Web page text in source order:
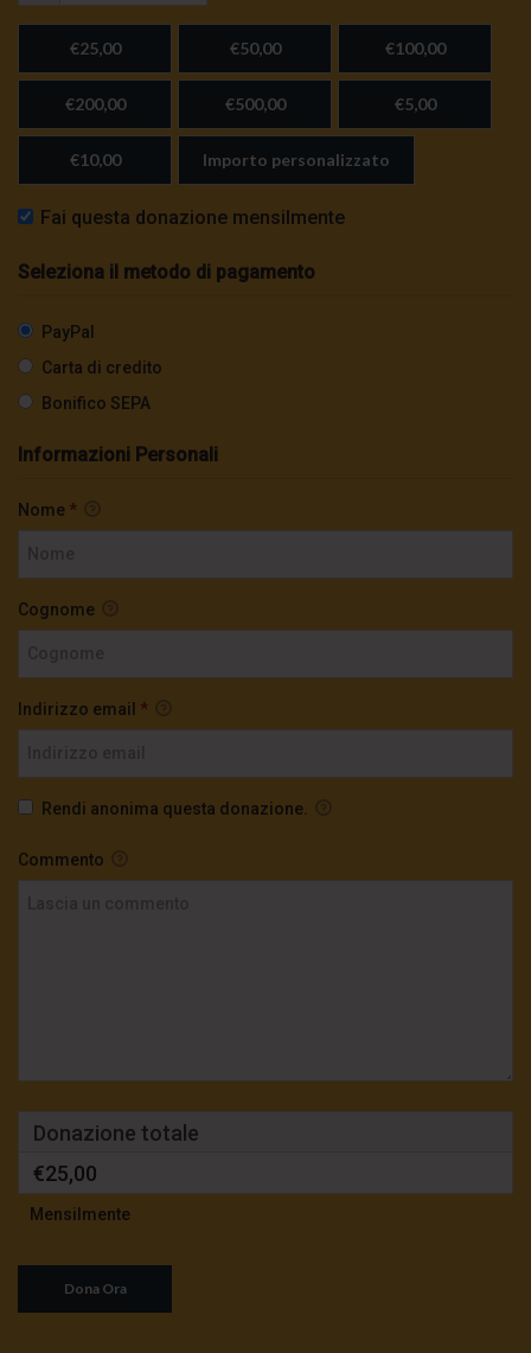
€25,00 €50,00 €100,00
€200,00 €500,00 €5,00
€10,00 Importo personalizzato
Fai questa donazione mensilmente
Seleziona il metodo di pagamento
PayPal
Carta di credito
Bonifico SEPA
Informazioni Personali
Nome *
Cognome
Indirizzo email *
Rendi anonima questa donazione.
Commento
Donazione totale
€25,00
Mensilmente